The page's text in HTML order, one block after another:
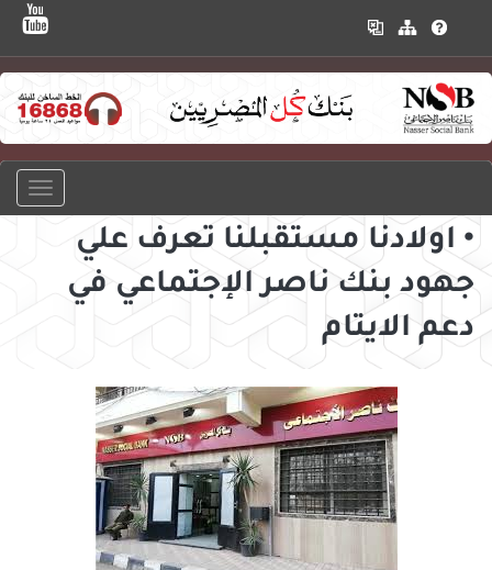
• اولادنا مستقبلنا تعرف علي
جهود بنك ناصر الإجتماعي في
دعم الايتام